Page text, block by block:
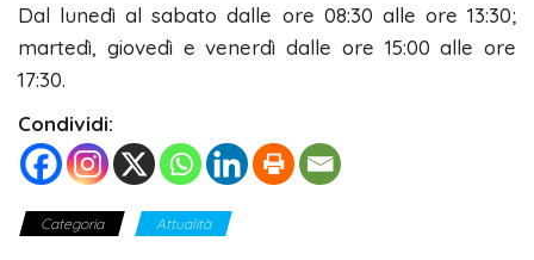
Dal lunedì al sabato dalle ore 08:30 alle ore 13:30;
martedì, giovedì e venerdì dalle ore 15:00 alle ore
17:30.
Condividi:
Categoria Attualità